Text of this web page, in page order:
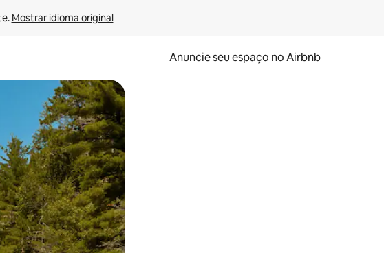
Mostrar idioma original
Anuncie seu espaço no Airbnb